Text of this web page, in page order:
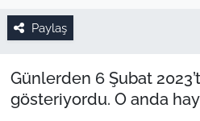
Paylaş
Günlerden 6 Şubat
gösteriyordu. O anda